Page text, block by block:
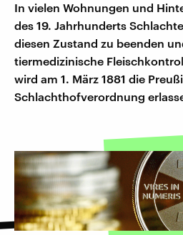
In vielen Wohnungen und
des 19. Jahrhunderts
diesen Zustand zu beenden
tiermedizinische
wird am 1. März 1881 die
Schlachthofverordnung